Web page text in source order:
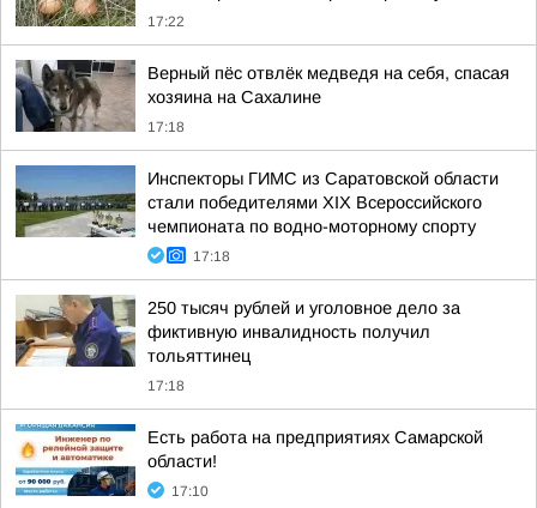
17:22
Верный пёс отвлёк медведя на себя, спасая
хозяина на Сахалине
17:18
Инспекторы ГИМС из Саратовской области
стали победителями XIX Всероссийского
чемпионата по водно-моторному спорту
17:18
250 тысяч рублей и уголовное дело за
фиктивную инвалидность получил
тольяттинец
17:18
Есть работа на предприятиях Самарской
области!
17:10